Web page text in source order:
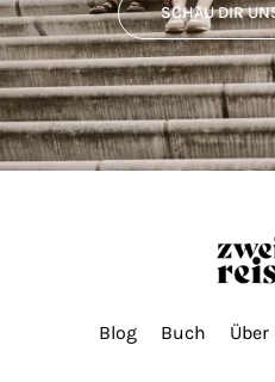
SCHAU DIR
Blog Buch Über